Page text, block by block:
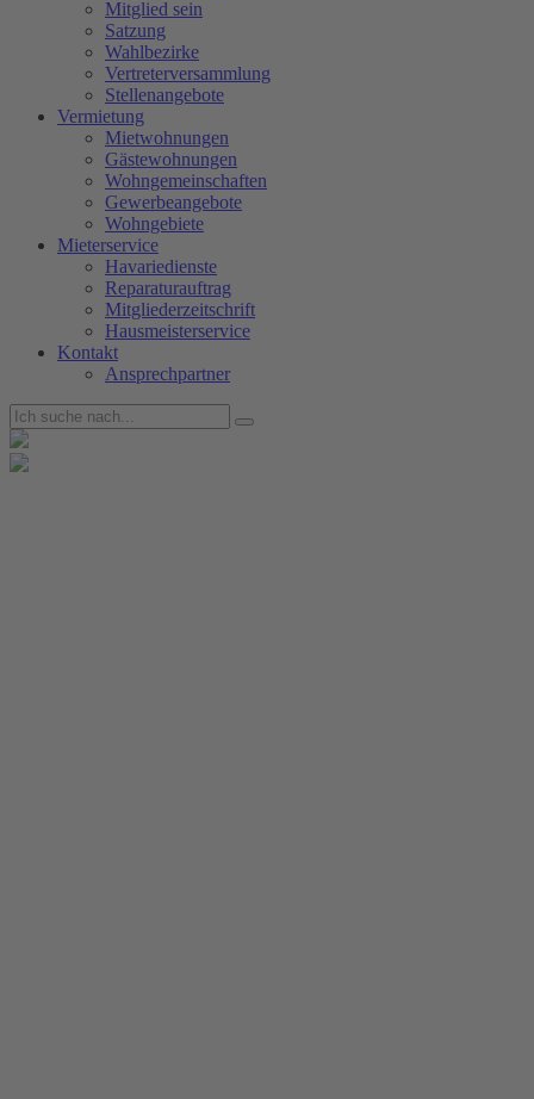
Mitglied sein
Satzung
Wahlbezirke
Vertreterversammlung
Stellenangebote
Vermietung
Mietwohnungen
Gästewohnungen
Wohngemeinschaften
Gewerbeangebote
Wohngebiete
Mieterservice
Havariedienste
Reparaturauftrag
Mitgliederzeitschrift
Hausmeisterservice
Kontakt
Ansprechpartner